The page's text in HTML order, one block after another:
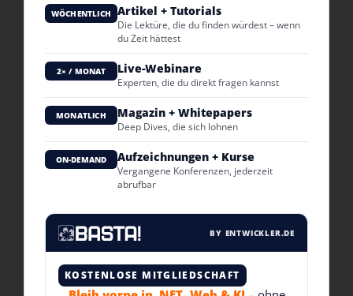
WÖCHENTLICH Artikel + Tutorials
Die Lektüre, die du finden würdest – wenn
du Zeit hättest
2× / MONAT Live-Webinare
Experten, die du direkt fragen kannst
MONATLICH Magazin + Whitepapers
Deep Dives, die sich lohnen
ON-DEMAND Aufzeichnungen + Kurse
Vergangene Konferenzen, jederzeit
abrufbar
BY ENTWICKLER.DE
KOSTENLOSE MITGLIEDSCHAFT